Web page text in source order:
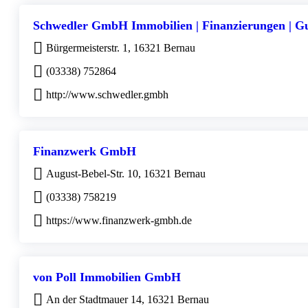
Schwedler GmbH Immobilien | Finanzierungen |
Bürgermeisterstr. 1, 16321 Bernau
(03338) 752864
http://www.schwedler.gmbh
Finanzwerk GmbH
August-Bebel-Str. 10, 16321 Bernau
(03338) 758219
https://www.finanzwerk-gmbh.de
von Poll Immobilien GmbH
An der Stadtmauer 14, 16321 Bernau